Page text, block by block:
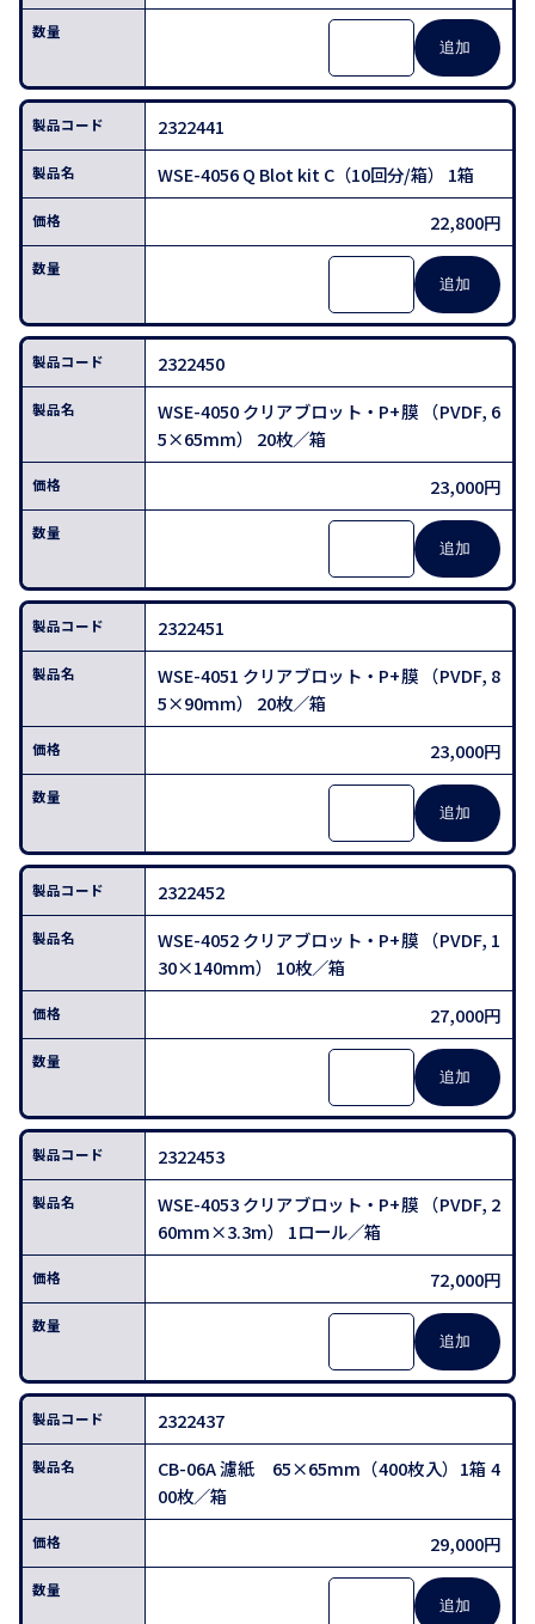
2322441
WSE-4056 Q Blot kit C（10回分/箱） 1箱
22,800円
2322450
WSE-4050 クリアブロット・P+膜 （PVDF, 6
5×65mm） 20枚／箱
23,000円
2322451
WSE-4051 クリアブロット・P+膜 （PVDF, 8
5×90mm） 20枚／箱
23,000円
2322452
WSE-4052 クリアブロット・P+膜 （PVDF, 1
30×140mm） 10枚／箱
27,000円
2322453
WSE-4053 クリアブロット・P+膜 （PVDF, 2
60mm×3.3m） 1ロール／箱
72,000円
2322437
CB-06A 濾紙 65×65mm（400枚入）1箱 4
00枚／箱
29,000円